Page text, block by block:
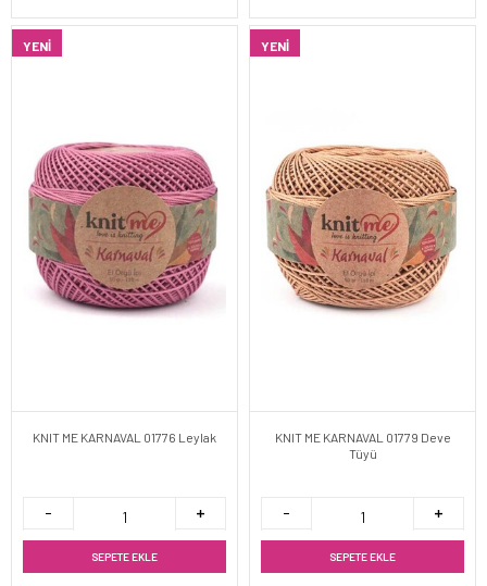
YENI
KNIT ME KARNAVAL 01776 Leylak
SEPETE EKLE
YENI
KNIT ME KARNAVAL 01779 Deve
Tüyü
SEPETE EKLE